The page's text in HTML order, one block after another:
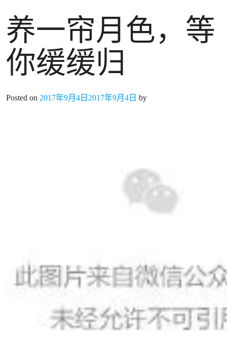
养一帘月色，等
你缓缓归
Posted on 2017年9月4日 2017年9月4日 by